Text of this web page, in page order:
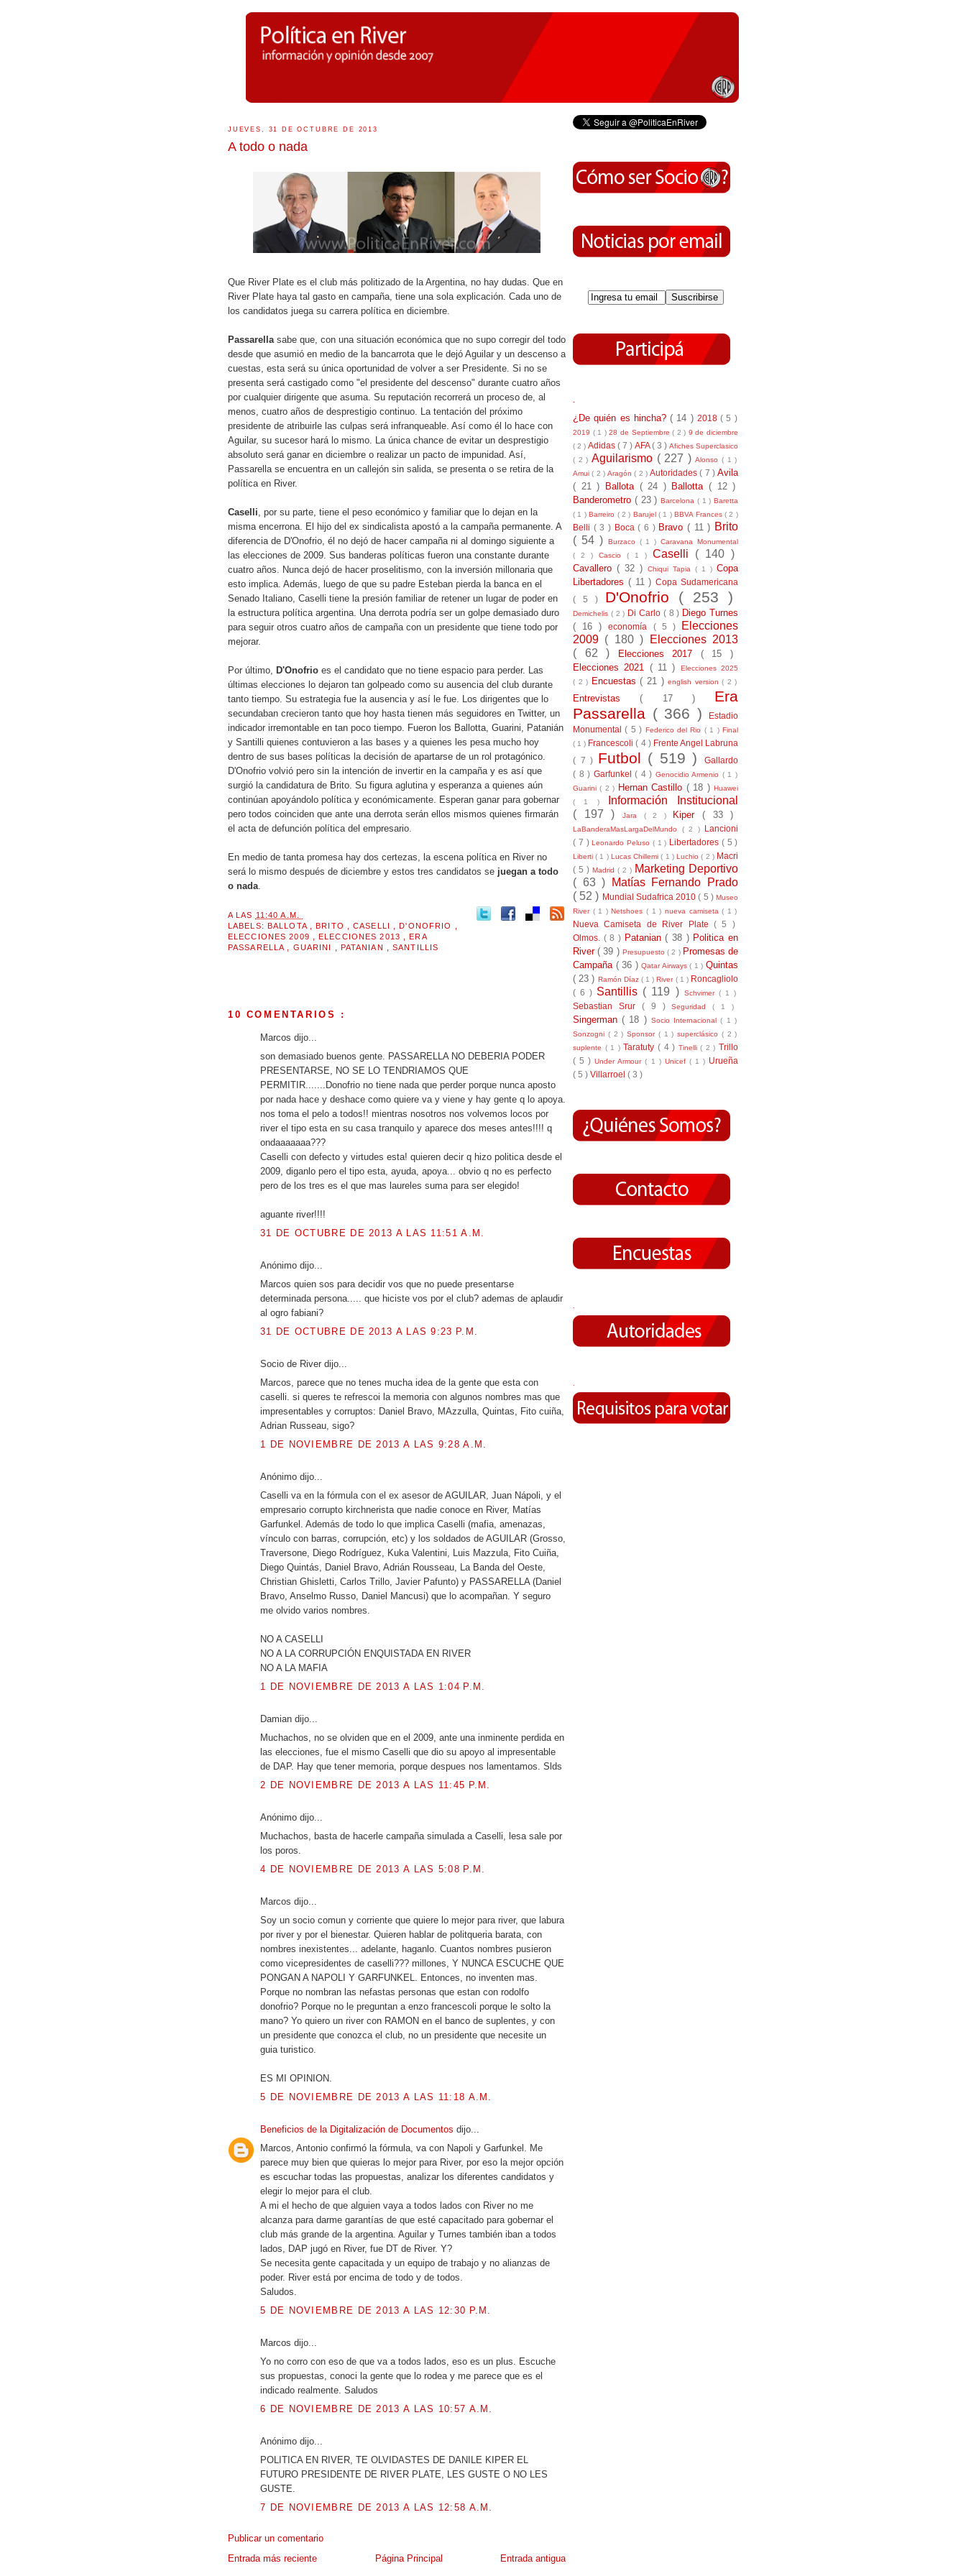
JUEVES, 31 DE OCTUBRE DE 2013
A todo o nada
Que River Plate es el club más politizado de la Argentina, no hay dudas. Que en
River Plate haya tal gasto en campaña, tiene una sola explicación. Cada uno de
los candidatos juega su carrera política en diciembre.
Passarella sabe que, con una situación económica que no supo corregir del todo
desde que asumió en medio de la bancarrota que le dejó Aguilar y un descenso a
cuestas, esta será su única oportunidad de volver a ser Presidente. Si no se
presenta será castigado como "el presidente del descenso" durante cuatro años
por cualquier dirigente que asuma. Su reputación recorrerá un proceso de, al
menos, cuatro años de desprestigio continuo. La tentación del próximo
presidente de atribuirle las culpas será infranqueable. Así como él lo hace con
Aguilar, su sucesor hará lo mismo. La única chance de evitar un desprestigio
absoluto será ganar en diciembre o realizar un pacto de impunidad. Así,
Passarella se encuentra en un callejón sin salida, se presenta o se retira de la
política en River.
Caselli, por su parte, tiene el peso económico y familiar que lo dejan en la
misma encerrona. El hijo del ex sindicalista apostó a la campaña permanente. A
diferencia de D'Onofrio, él no dejó de hacer campaña ni al domingo siguiente a
las elecciones de 2009. Sus banderas políticas fueron una constante durante
cuatro años. Nunca dejó de hacer proselitismo, con la inversión millonaria que
esto implica. Además, luego de que su padre Esteban pierda la banca en el
Senado Italiano, Caselli tiene la presión familiar de retener un lugar de poder en
la estructura política argentina. Una derrota podría ser un golpe demasiado duro
para seguir otros cuatro años de campaña con un presidente que tiene todo por
mejorar.
Por último, D'Onofrio es el candidato que no tiene espacio para perder. Las
últimas elecciones lo dejaron tan golpeado como su ausencia del club durante
tanto tiempo. Su estrategia fue la ausencia y así le fue. Los dirigentes que lo
secundaban crecieron tanto que hoy hasta tienen más seguidores en Twitter, un
indicador irremontable en tan poco tiempo. Fueron los Ballotta, Guarini, Patanián
y Santilli quienes contuvieron a las bases y a quienes les pesa mucho hoy
dentro de sus bases políticas la decisión de apartarse de un rol protagónico.
D'Onofrio volvió pero sin la intención de invertir en la campaña y es así que
surgió la candidatura de Brito. Su figura aglutina y esperanza a quienes aún
continúan apoyándolo política y económicamente. Esperan ganar para gobernar
pero todos coinciden que ante una derrota serán ellos mismos quienes firmarán
el acta de defunción política del empresario.
En medio de tanta promesa hay dos certezas, la escena política en River no
será lo mismo después de diciembre y estos tres candidatos se juegan a todo
o nada.
A LAS 11:40 A.M.
LABELS: BALLOTA ,BRITO ,CASELLI ,D'ONOFRIO
ELECCIONES 2009
,ELECCIONES 2013 ,ERA
PASSARELLA
GUARINI PATANIAN ,SANTILLIS
10 COMENTARIOS :
Marcos dijo...
son demasiado buenos gente. PASSARELLA NO DEBERIA PODER
PRESENTARSE, NO SE LO TENDRIAMOS QUE
PERMITIR.......Donofrio no tiene nada que perder porque nunca aposto
por nada hace y deshace como quiere va y viene y hay gente q lo apoya.
nos toma el pelo a todos!! mientras nosotros nos volvemos locos por
river el tipo esta en su casa tranquilo y aparece dos meses antes!!!! q
ondaaaaaaa???
Caselli con defecto y virtudes esta! quieren decir q hizo politica desde el
2009, diganlo pero el tipo esta, ayuda, apoya... obvio q no es perfecto
pero de los tres es el que mas laureles suma para ser elegido!
aguante river!!!!
31 DE OCTUBRE DE 2013 A LAS 11:51 A.M.
Anónimo dijo...
Marcos quien sos para decidir vos que no puede presentarse
determinada persona..... que hiciste vos por el club? ademas de aplaudir
al ogro fabiani?
31 DE OCTUBRE DE 2013 A LAS 9:23 P.M.
Socio de River dijo...
Marcos, parece que no tenes mucha idea de la gente que esta con
caselli. si queres te refrescoi la memoria con algunos nombres mas que
impresentables y corruptos: Daniel Bravo, MAzzulla, Quintas, Fito cuiña,
Adrian Russeau, sigo?
1 DE NOVIEMBRE DE 2013 A LAS 9:28 A.M.
Anónimo dijo...
Caselli va en la fórmula con el ex asesor de AGUILAR, Juan Nápoli, y el
empresario corrupto kirchnerista que nadie conoce en River, Matías
Garfunkel. Además de todo lo que implica Caselli (mafia, amenazas,
vínculo con barras, corrupción, etc) y los soldados de AGUILAR (Grosso,
Traversone, Diego Rodríguez, Kuka Valentini, Luis Mazzula, Fito Cuiña,
Diego Quintás, Daniel Bravo, Adrián Rousseau, La Banda del Oeste,
Christian Ghisletti, Carlos Trillo, Javier Pafunto) y PASSARELLA (Daniel
Bravo, Anselmo Russo, Daniel Mancusi) que lo acompañan. Y seguro
me olvido varios nombres.
NO A CASELLI
NO A LA CORRUPCIÓN ENQUISTADA EN RIVER
NO A LA MAFIA
1 DE NOVIEMBRE DE 2013 A LAS 1:04 P.M.
Damian dijo...
Muchachos, no se olviden que en el 2009, ante una inminente perdida en
las elecciones, fue el mismo Caselli que dio su apoyo al impresentable
de DAP. Hay que tener memoria, porque despues nos lamentamos. Slds
2 DE NOVIEMBRE DE 2013 A LAS 11:45 P.M.
Anónimo dijo...
Muchachos, basta de hacerle campaña simulada a Caselli, lesa sale por
los poros.
4 DE NOVIEMBRE DE 2013 A LAS 5:08 P.M.
Marcos dijo...
Soy un socio comun y corriente que quiere lo mejor para river, que labura
por river y por el bienestar. Quieren hablar de politqueria barata, con
nombres inexistentes... adelante, haganlo. Cuantos nombres pusieron
como vicepresidentes de caselli??? millones, Y NUNCA ESCUCHE QUE
PONGAN A NAPOLI Y GARFUNKEL. Entonces, no inventen mas.
Porque no nombran las nefastas personas que estan con rodolfo
donofrio? Porque no le preguntan a enzo francescoli porque le solto la
mano? Yo quiero un river con RAMON en el banco de suplentes, y con
un presidente que conozca el club, no un presidente que necesite un
guia turistico.
ES MI OPINION.
5 DE NOVIEMBRE DE 2013 A LAS 11:18 A.M.
Beneficios de la Digitalización de Documentos dijo...
Marcos, Antonio confirmó la fórmula, va con Napoli y Garfunkel. Me
parece muy bien que quieras lo mejor para River, por eso la mejor opción
es escuchar todas las propuestas, analizar los diferentes candidatos y
elegir lo mejor para el club.
A mi el hecho de que alguien vaya a todos lados con River no me
alcanza para darme garantías de que esté capacitado para gobernar el
club más grande de la argentina. Aguilar y Turnes también iban a todos
lados, DAP jugó en River, fue DT de River. Y?
Se necesita gente capacitada y un equipo de trabajo y no alianzas de
poder. River está por encima de todo y de todos.
Saludos.
5 DE NOVIEMBRE DE 2013 A LAS 12:30 P.M.
Marcos dijo...
Yo no corro con eso de que va a todos lados, eso es un plus. Escuche
sus propuestas, conoci la gente que lo rodea y me parece que es el
indicado realmente. Saludos
6 DE NOVIEMBRE DE 2013 A LAS 10:57 A.M.
Anónimo dijo...
POLITICA EN RIVER, TE OLVIDASTES DE DANILE KIPER EL
FUTURO PRESIDENTE DE RIVER PLATE, LES GUSTE O NO LES
GUSTE.
7 DE NOVIEMBRE DE 2013 A LAS 12:58 A.M.
Publicar un comentario
Entrada más reciente
Entrada antigua
Página Principal
-
¿De quién es hincha?( 14 ) 2018( 5 )
2019 ( 1 )28 de Septiembre( 2 ) 9 de diciembre
( 2 ) Adidas ( 7 ) AFA( 3 ) Afiches Superclasico
( 2 ) Aguilarismo ( 227 )Alonso( 1 )
Amui( 2 ) Aragón( 2 ) Autoridades( 7 ) Avila
( 21 )
Ballota ( 24 ) Ballotta( 12 )
Banderometro ( 23 ) Barcelona ( 1 ) Baretta
( 1 )Barreiro ( 2 ) Barujel ( 1 )BBVA Frances ( 2 )
Belli ( 3 ) Boca( 6 ) Bravo( 11 ) Brito
( 54 )
Burzaco ( 1 )Caravana Monumental
( 2 ) Cascio ( 1 ) Caselli ( 140 )
Cavallero ( 32 ) Chiqui Tapia ( 1 ) Copa
Libertadores ( 11 )Copa Sudamericana
( 5 ) D'Onofrio ( 253 )
Demichelis ( 2 ) Di Carlo ( 8 ) Diego Turnes
( 16 )economía ( 5 )
Elecciones
2009 ( 180 )
Elecciones 2013
( 62 )
Elecciones 2017 ( 15 )
Elecciones 2021 ( 11 )
Elecciones 2025
( 2 )
Encuestas( 21 )english version( 2 )
Entrevistas( 17 ) Era
Passarella ( 366 )
Estadio
Monumental( 5 ) Federico del Rio ( 1 )Final
( 1 ) Francescoli( 4 ) Frente Angel Labruna
( 7 ) Futbol ( 519 )Gallardo
( 8 ) Garfunkel ( 4 ) Genocidio Armenio ( 1 )
Guarini( 2 ) Hernan Castillo ( 18 )Huawei
( 1 )
Información Institucional
( 197 )
Jara ( 2 ) Kiper( 33 )
LaBanderaMasLargaDelMundo ( 2 ) Lancioni
( 7 )Leonardo Peluso ( 1 ) Libertadores ( 5 )
Liberti( 1 ) Lucas Chillemi( 1 )Luchio( 2 ) Macri
( 5 ) Madrid ( 2 ) Marketing Deportivo
( 63 )
Matías Fernando Prado
( 52 ) Mundial Sudafrica 2010( 5 )Museo
River ( 1 )Netshoes( 1 ) nueva camiseta( 1 )
Nueva Camiseta de River Plate ( 5 )
Olmos. ( 8 ) Patanian( 38 ) Politica en
River( 39 ) Presupuesto( 2 ) Promesas de
Campaña ( 36 )Qatar Airways( 1 )Quintas
( 23 ) Ramón Díaz ( 1 )River ( 1 ) Roncagliolo
( 6 ) Santillis ( 119 ) Schvimer ( 1 )
Sebastian Srur ( 9 )Seguridad( 1 )
Singerman( 18 ) Socio Internacional( 1 )
Sonzogni ( 2 ) Sponsor ( 1 ) superclásico ( 2 )
suplente ( 1 ) Taratuty ( 4 ) Tinelli( 2 ) Trillo
( 5 )Under Armour( 1 ) Unicef ( 1 ) Urueña
( 5 ) Villarroel ( 3 )